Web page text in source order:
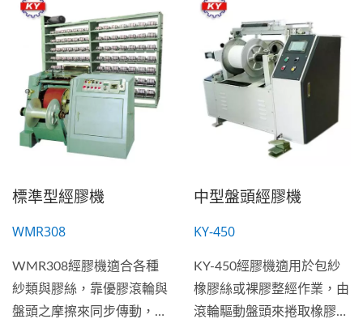
標準型經膠機
WMR308
WMR308經膠機適合各種
紗類與膠絲，靠優膠滾輪與
盤頭之摩擦來同步傳動，微
中型盤頭經膠機
KY-450
KY-450經膠機適用於包紗
橡膠絲或裸膠整經作業，由
滾輪驅動盤頭來捲取橡膠